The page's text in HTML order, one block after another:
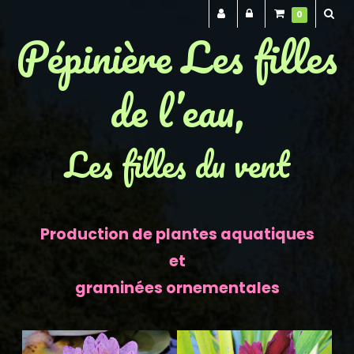
Pépinière Les filles
de l’eau,
Les filles du vent
Production de plantes aquatiques
et
graminées ornementales
Previous Next
0